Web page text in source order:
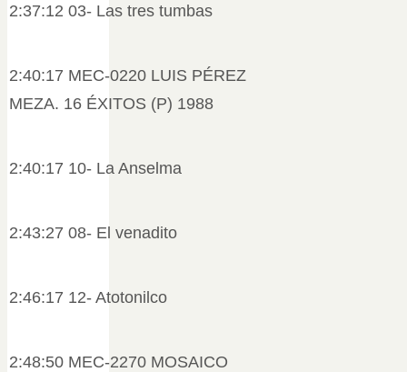
2:37:12 03- Las tres tumbas
2:40:17 MEC-0220 LUIS PÉREZ
MEZA. 16 ÉXITOS (P) 1988
2:40:17 10- La Anselma
2:43:27 08- El venadito
2:46:17 12- Atotonilco
2:48:50 MEC-2270 MOSAICO